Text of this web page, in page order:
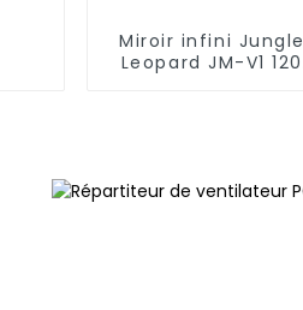
Miroir infini Jungle
Leopard JM-V1 120